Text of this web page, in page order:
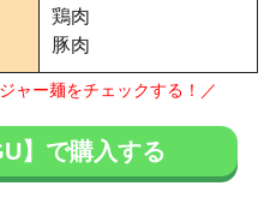
鶏肉
豚肉
ャー麺をチェックする！／
】で購入する